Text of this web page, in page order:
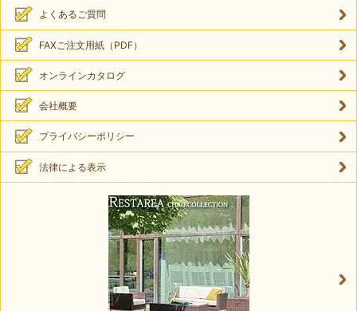
よくあるご質問
FAXご注文用紙（PDF）
オンラインカタログ
会社概要
プライバシーポリシー
法律による表示